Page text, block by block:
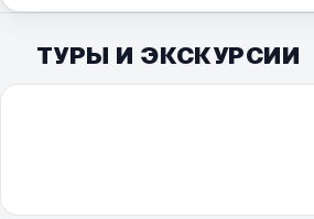
ТУРЫ И ЭКСКУРСИИ